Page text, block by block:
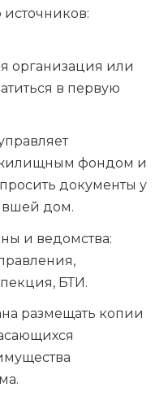
организация или
в первую
фондом и
документы у
дом.
и ведомства:
БТИ.
размещать копии